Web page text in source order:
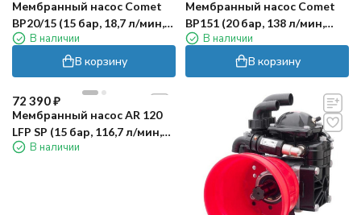
Мембранный насос Comet
BP20/15 (15 бар, 18,7 л/мин,
ВОМ 1"3/8)
В наличии
В корзину
Мембранный насос Comet
BP151 (20 бар, 138 л/мин,
ВОМ 1"3/8)
В наличии
В корзину
72 390₽
Мембранный насос AR 120
LFP SP (15 бар, 116,7 л/мин,
полый вал 25 мм)
В наличии